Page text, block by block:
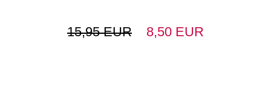
15,95 EUR 8,50 EUR